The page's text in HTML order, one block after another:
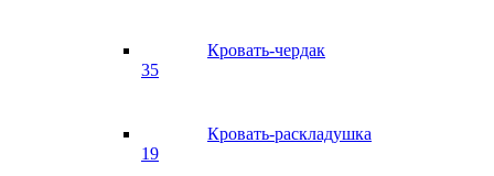
Кровать-чердак
35
Кровать-раскладушка
19